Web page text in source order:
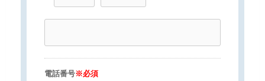
電話番号※必須